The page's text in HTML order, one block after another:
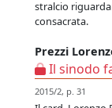
stralcio
consacrata.
Prezzi
Il sinodo
2015/2, p. 31